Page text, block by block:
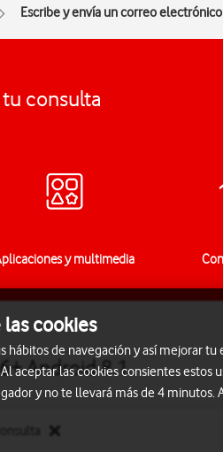
Escribe y envía un correo electrónico
consulta
y multimedia
Android 8.1
las cookies
hábitos de navegación y así mejorar tu
aceptar las cookies consientes estos
y no te llevará más de 4 minutos.